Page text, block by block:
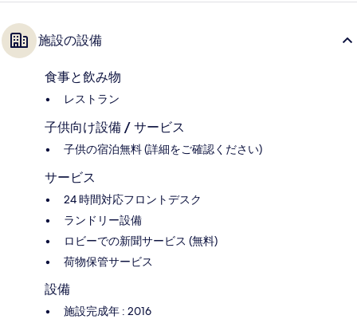
施設の設備
食事と飲み物
レストラン
子供向け設備 / サービス
子供の宿泊無料 (詳細をご確認ください)
サービス
24 時間対応フロントデスク
ランドリー設備
ロビーでの新聞サービス (無料)
荷物保管サービス
設備
施設完成年 : 2016